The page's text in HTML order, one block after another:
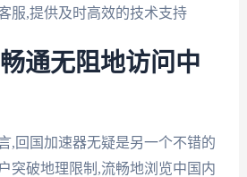
服,提供及时高效的技术支持
通无阻地访问中
,回国加速器无疑是另一个不错的
突破地理限制,流畅地浏览中国内